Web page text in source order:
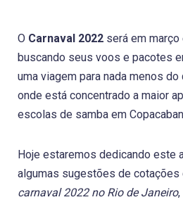
O Carnaval 2022 será em
buscando seus voos e pacotes
uma viagem para nada menos do
onde está concentrado a maior
escolas de samba em
Hoje estaremos dedicando este
algumas sugestões de cotações
carnaval 2022 no Rio de Janeiro